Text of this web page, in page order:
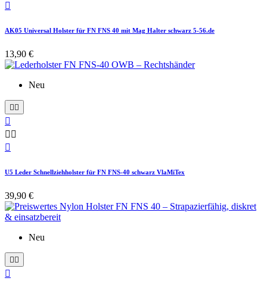

AK05 Universal Holster für FN FNS 40 mit Mag Halter schwarz 5-56.de
13,90 €
Neu
 

 

U5 Leder Schnellziehholster für FN FNS-40 schwarz VlaMiTex
39,90 €
Neu
 
